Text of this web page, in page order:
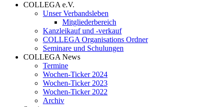
COLLEGA e.V.
Unser Verbandsleben
Mitgliederbereich
Kanzleikauf und -verkauf
COLLEGA Organisations Ordner
Seminare und Schulungen
COLLEGA News
Termine
Wochen-Ticker 2024
Wochen-Ticker 2023
Wochen-Ticker 2022
Archiv